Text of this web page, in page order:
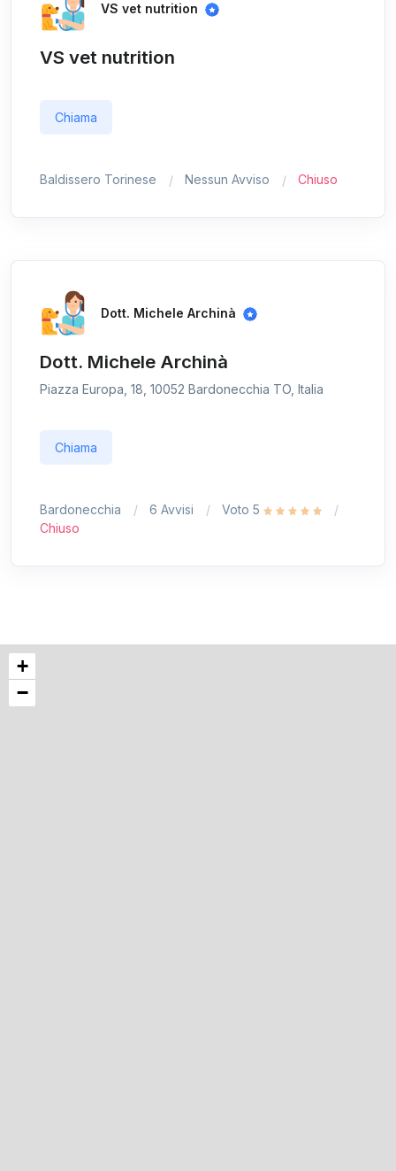
VS vet nutrition
VS vet nutrition
Chiama
Baldissero Torinese Nessun Avviso Chiuso
Dott. Michele Archinà
Dott. Michele Archinà
Piazza Europa, 18, 10052 Bardonecchia TO, Italia
Chiama
Bardonecchia 6 Avvisi
Voto 5
Chiuso
+
−